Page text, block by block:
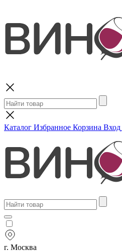
Каталог Избранное Корзина Вход
г. Москва